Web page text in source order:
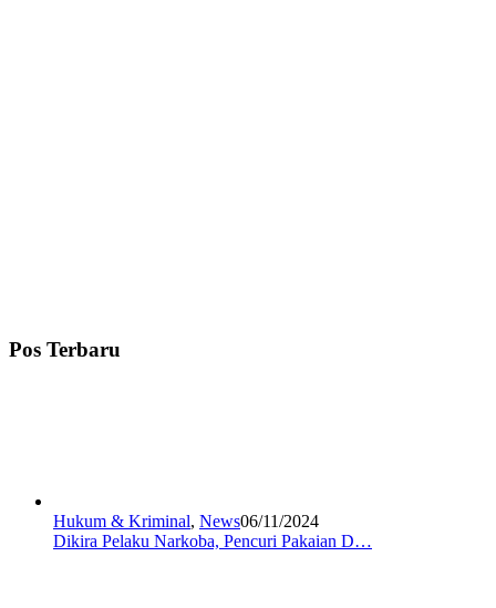
Pos Terbaru
Hukum & Kriminal, News06/11/2024
Dikira Pelaku Narkoba, Pencuri Pakaian D…